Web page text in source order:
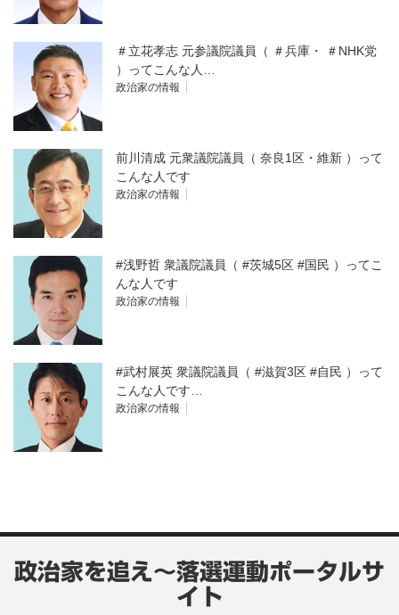
＃立花孝志 元参議院議員（ ＃兵庫・ ＃NHK党
）ってこんな人…
政治家の情報
前川清成 元衆議院議員（ 奈良1区・維新 ）って
こんな人です
政治家の情報
#浅野哲 衆議院議員（ #茨城5区 #国民 ）ってこ
んな人です
政治家の情報
#武村展英 衆議院議員（ #滋賀3区 #自民 ）って
こんな人です…
政治家の情報
政治家を追え～落選運動ポータルサ
イト